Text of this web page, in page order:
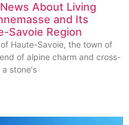
About Living
and Its
Savoie Region
Haute-Savoie, the town of
of alpine charm and cross-
stone's